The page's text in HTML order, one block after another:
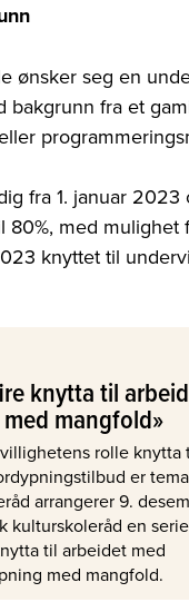
ønsker seg en
bakgrunn fra et
fra 1. januar 2023
80%, med mulighet
knyttet til
knytta til
mangfold»
rolle knytta
er
arrangerer 9.
kulturskoleråd en
til arbeidet med
med mangfold.